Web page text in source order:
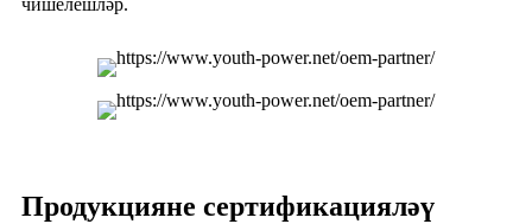
чишелешләр.
Продукцияне сертификацияләү